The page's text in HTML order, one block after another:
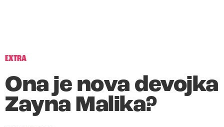
EXTRA
Ona je nova devojka
Zayna Malika?